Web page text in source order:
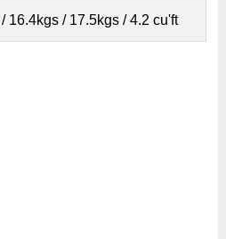
16.4kgs / 17.5kgs / 4.2 cu'ft